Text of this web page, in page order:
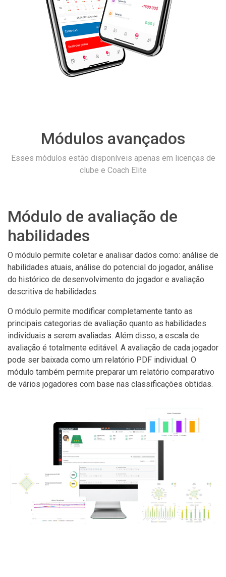
Módulos avançados
Esses módulos estão disponíveis apenas em licenças de
clube e Coach Elite
Módulo de avaliação de
habilidades
O módulo permite coletar e analisar dados como: análise de
habilidades atuais, análise do potencial do jogador, análise
do histórico de desenvolvimento do jogador e avaliação
descritiva de habilidades.
O módulo permite modificar completamente tanto as
principais categorias de avaliação quanto as habilidades
individuais a serem avaliadas. Além disso, a escala de
avaliação é totalmente editável. A avaliação de cada jogador
pode ser baixada como um relatório PDF individual. O
módulo também permite preparar um relatório comparativo
de vários jogadores com base nas classificações obtidas.